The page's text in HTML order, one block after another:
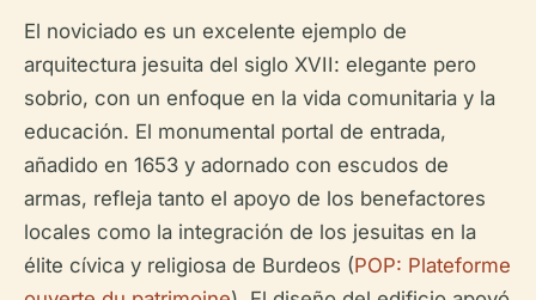
El noviciado es un excelente ejemplo de
arquitectura jesuita del siglo XVII: elegante pero
sobrio, con un enfoque en la vida comunitaria y la
educación. El monumental portal de entrada,
añadido en 1653 y adornado con escudos de
armas, refleja tanto el apoyo de los benefactores
locales como la integración de los jesuitas en la
élite cívica y religiosa de Burdeos (POP: Plateforme